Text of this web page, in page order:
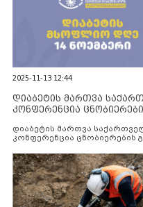
2025-11-13 12:44
დიაბეტის მართვა
კონფერენცია
დიაბეტის მართვა
კონფერენცია ცნობიერების